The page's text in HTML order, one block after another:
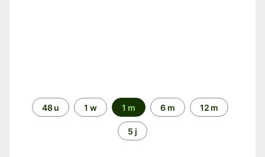
Periode48 u 1 w 1 m 6 m 12 m
5 j